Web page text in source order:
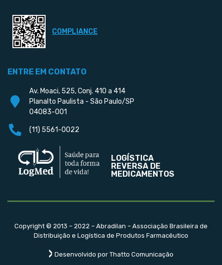
COMPLIANCE
ENTRE EM CONTATO
Av. Moaci, 525, Conj. 410 a 414
Planalto Paulista - São Paulo/SP
04083-001
(11) 5561-0022
LOGÍSTICA
REVERSA DE
MEDICAMENTOS
Copyright © 2013 – 2022 – Abradilan – Associação Brasileira de
Distribuição e Logística de Produtos Farmacêutico
Desenvolvido por Thatto Comunicação